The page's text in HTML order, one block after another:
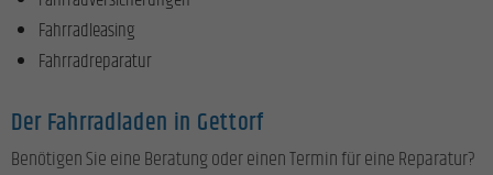
Fahrradleasing
Fahrradreparatur
Der Fahrradladen in Gettorf
Benötigen Sie eine Beratung oder einen Termin für eine Reparatur?